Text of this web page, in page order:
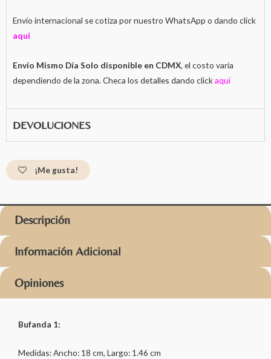
Envío internacional se cotiza por nuestro WhatsApp o dando click
aquí
Envío Mismo Día Solo disponible en CDMX, el costo varía
dependiendo de la zona. Checa los detalles dando clickaquí
DEVOLUCIONES
¡Me gusta!
Descripción
Información Adicional
Opiniones
Bufanda 1:
Medidas: Ancho: 18 cm, Largo: 1.46 cm